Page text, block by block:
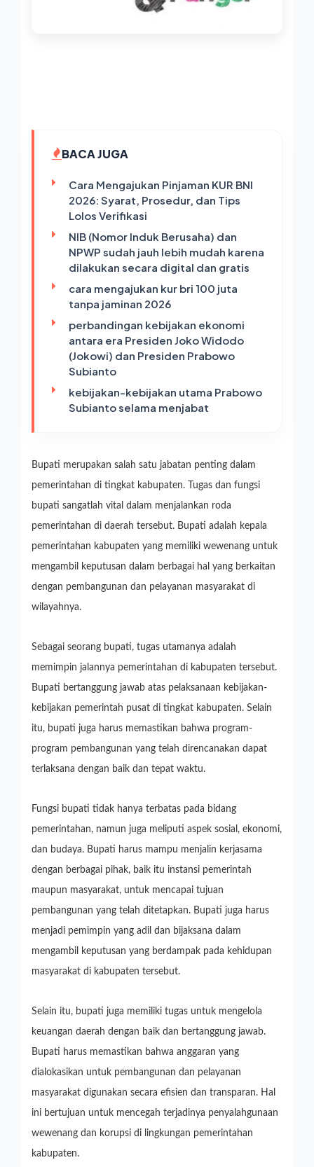
BACA JUGA
Cara Mengajukan Pinjaman KUR BNI
2026: Syarat, Prosedur, dan Tips
Lolos Verifikasi
NIB (Nomor Induk Berusaha) dan
NPWP sudah jauh lebih mudah karena
dilakukan secara digital dan gratis
cara mengajukan kur bri 100 juta
tanpa jaminan 2026
perbandingan kebijakan ekonomi
antara era Presiden Joko Widodo
(Jokowi) dan Presiden Prabowo
Subianto
kebijakan-kebijakan utama Prabowo
Subianto selama menjabat
Bupati merupakan salah satu jabatan penting dalam
pemerintahan di tingkat kabupaten. Tugas dan fungsi
bupati sangatlah vital dalam menjalankan roda
pemerintahan di daerah tersebut. Bupati adalah kepala
pemerintahan kabupaten yang memiliki wewenang untuk
mengambil keputusan dalam berbagai hal yang berkaitan
dengan pembangunan dan pelayanan masyarakat di
wilayahnya.
Sebagai seorang bupati, tugas utamanya adalah
memimpin jalannya pemerintahan di kabupaten tersebut.
Bupati bertanggung jawab atas pelaksanaan kebijakan-
kebijakan pemerintah pusat di tingkat kabupaten. Selain
itu, bupati juga harus memastikan bahwa program-
program pembangunan yang telah direncanakan dapat
terlaksana dengan baik dan tepat waktu.
Fungsi bupati tidak hanya terbatas pada bidang
pemerintahan, namun juga meliputi aspek sosial, ekonomi,
dan budaya. Bupati harus mampu menjalin kerjasama
dengan berbagai pihak, baik itu instansi pemerintah
maupun masyarakat, untuk mencapai tujuan
pembangunan yang telah ditetapkan. Bupati juga harus
menjadi pemimpin yang adil dan bijaksana dalam
mengambil keputusan yang berdampak pada kehidupan
masyarakat di kabupaten tersebut.
Selain itu, bupati juga memiliki tugas untuk mengelola
keuangan daerah dengan baik dan bertanggung jawab.
Bupati harus memastikan bahwa anggaran yang
dialokasikan untuk pembangunan dan pelayanan
masyarakat digunakan secara efisien dan transparan. Hal
ini bertujuan untuk mencegah terjadinya penyalahgunaan
wewenang dan korupsi di lingkungan pemerintahan
kabupaten.